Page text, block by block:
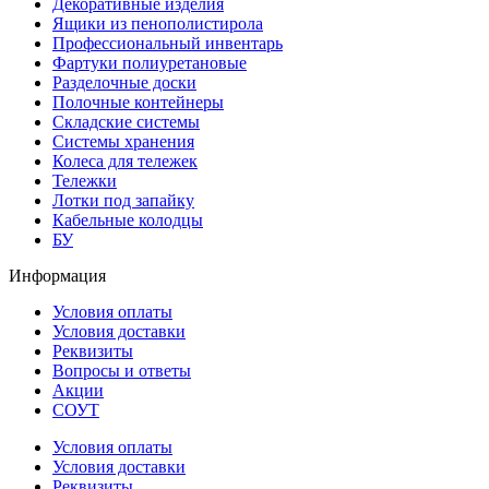
Декоративные изделия
Ящики из пенополистирола
Профессиональный инвентарь
Фартуки полиуретановые
Разделочные доски
Полочные контейнеры
Складские системы
Системы хранения
Колеса для тележек
Тележки
Лотки под запайку
Кабельные колодцы
БУ
Информация
Условия оплаты
Условия доставки
Реквизиты
Вопросы и ответы
Акции
СОУТ
Условия оплаты
Условия доставки